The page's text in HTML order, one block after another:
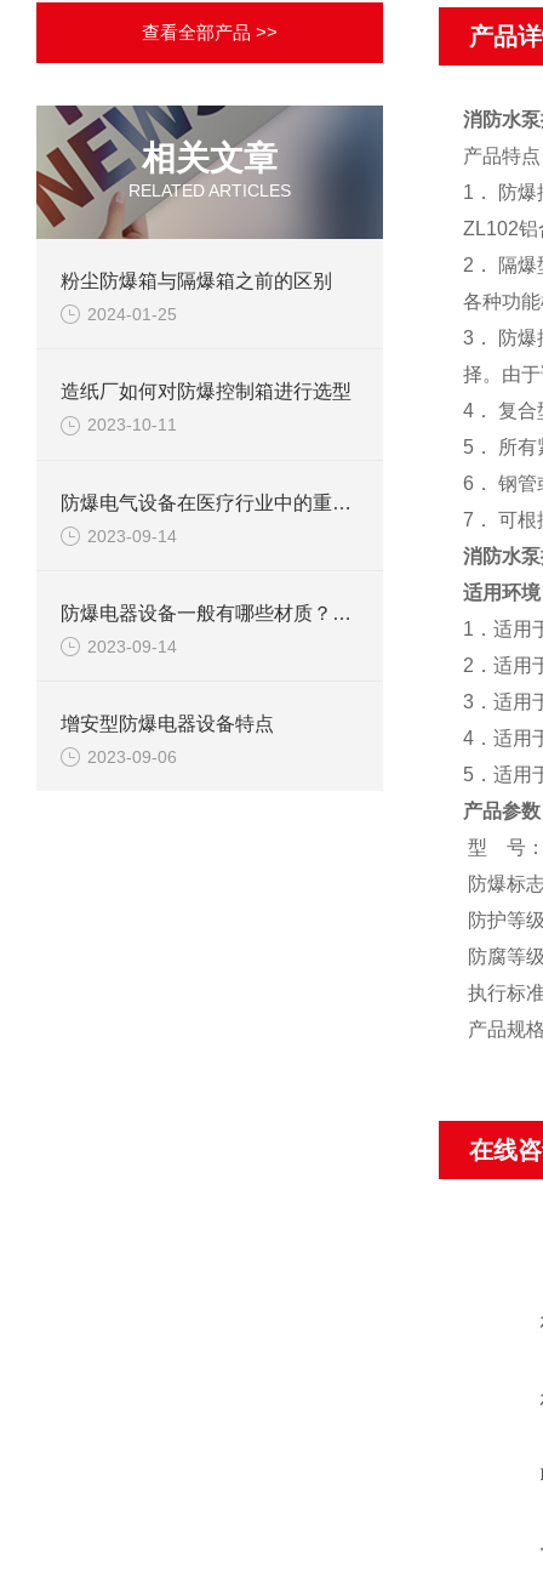
查看全部产品 >>
相关文章
RELATED ARTICLES
粉尘防爆箱与隔爆箱之前的区别
2024-01-25
造纸厂如何对防爆控制箱进行选型
2023-10-11
防爆电气设备在医疗行业中的重要应用
2023-09-14
防爆电器设备一般有哪些材质？都有什么特点
2023-09-14
增安型防爆电器设备特点
2023-09-06
产品
消防水
产品特点
1 ．
防
ZL102铝
2 ．
隔
各种功
3． 防爆
择。由
4．
复合
5．
所有
6 ．
钢管
7 ．
可根
消防水
适用环
1．适用
2．适用
3．适用
4．适用
5．适用
产品参
型 号：
防爆标
防护等
防腐等
执行标
产品规
在线